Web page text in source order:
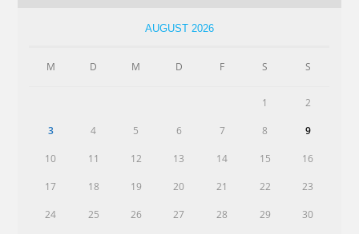
AUGUST 2026
M D M D F S S
1 2
3 4 5 6 7 8 9
10 11 12 13 14 15 16
17 18 19 20 21 22 23
24 25 26 27 28 29 30